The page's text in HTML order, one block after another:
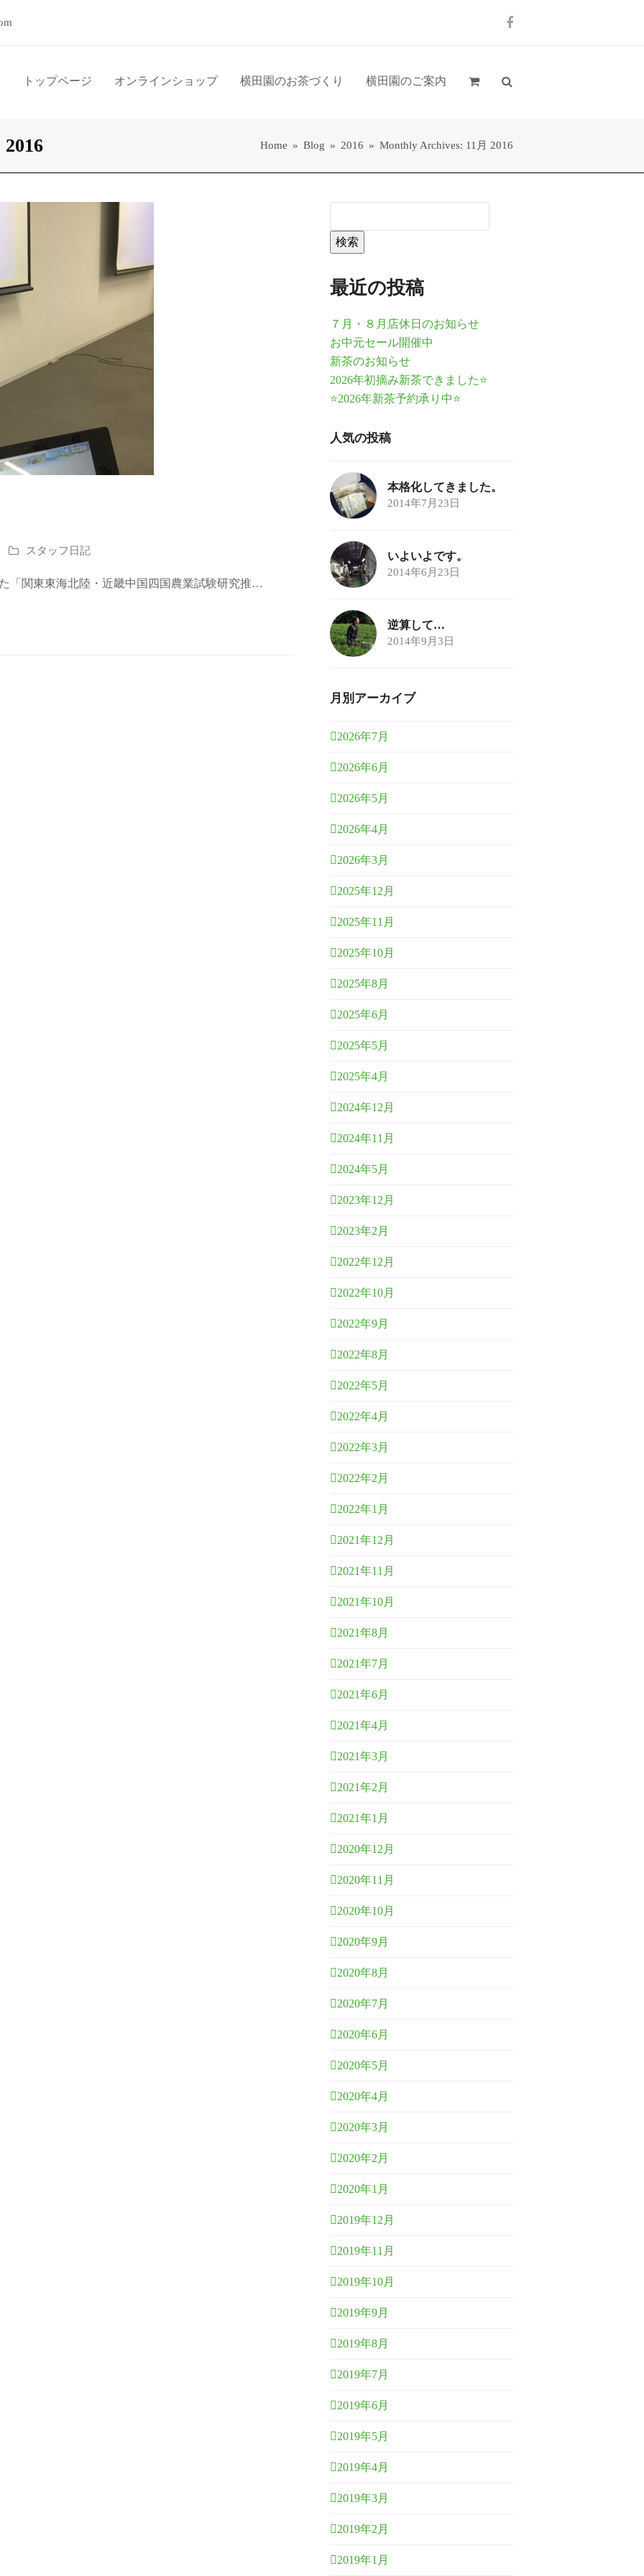
Facebook
トップページ オンラインショップ 横田園のお茶づくり 横田園のご案内
Home » Blog » 2016 » Monthly Archives: 11月 2016
スタッフ日記
「関東東海北陸・近畿中国四国農業試験研究推…
検索
最近の投稿
７月・８月店休日のお知らせ
お中元セール開催中
新茶のお知らせ
2026年初摘み新茶できました⭐
⭐2026年新茶予約承り中⭐
人気の投稿
本格化してきました。
2014年7月23日
いよいよです。
2014年6月23日
逆算して…
2014年9月3日
月別アーカイブ
2026年7月
2026年6月
2026年5月
2026年4月
2026年3月
2025年12月
2025年11月
2025年10月
2025年8月
2025年6月
2025年5月
2025年4月
2024年12月
2024年11月
2024年5月
2023年12月
2023年2月
2022年12月
2022年10月
2022年9月
2022年8月
2022年5月
2022年4月
2022年3月
2022年2月
2022年1月
2021年12月
2021年11月
2021年10月
2021年8月
2021年7月
2021年6月
2021年4月
2021年3月
2021年2月
2021年1月
2020年12月
2020年11月
2020年10月
2020年9月
2020年8月
2020年7月
2020年6月
2020年5月
2020年4月
2020年3月
2020年2月
2020年1月
2019年12月
2019年11月
2019年10月
2019年9月
2019年8月
2019年7月
2019年6月
2019年5月
2019年4月
2019年3月
2019年2月
2019年1月